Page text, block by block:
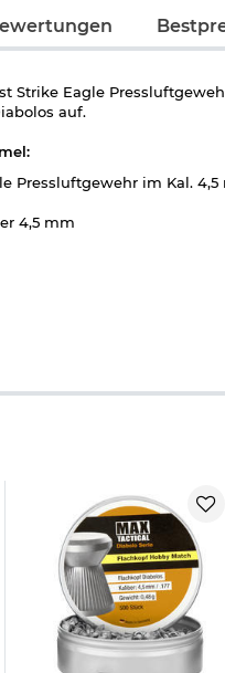
Strike Eagle
auf.
Pressluftgewehr im Kal. 4,5
4,5 mm
, Federdruckwaffen und